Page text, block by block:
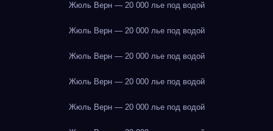
Жюль Верн — 20 000 лье под водой
Жюль Верн — 20 000 лье под водой
Жюль Верн — 20 000 лье под водой
Жюль Верн — 20 000 лье под водой
Жюль Верн — 20 000 лье под водой